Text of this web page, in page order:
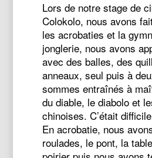
Lors de notre stage de
Colokolo, nous avons
les acrobaties et la
jonglerie, nous avons
avec des balles, des
anneaux, seul puis à
sommes entraînés à
du diable, le diabolo et
chinoises. C’était
En acrobatie, nous
roulades, le pont, la